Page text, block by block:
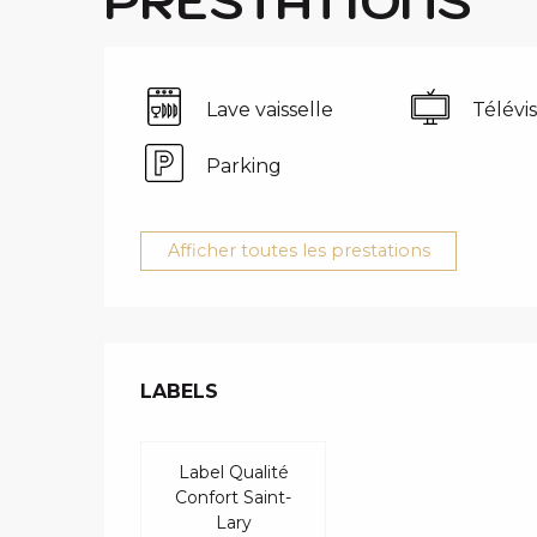
Lave vaisselle
Parking
Afficher toutes les prestations
OFFRES DE
LABELS
LABELS
Label Qualité
Confort Saint-
Lary